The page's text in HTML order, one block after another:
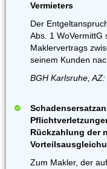
Vermieters
Der
Abs. 1 WoVermittG
Maklervertrags
seinem Kunden
BGH Karlsruhe,
Rückzahlung der
Zum Makler, der